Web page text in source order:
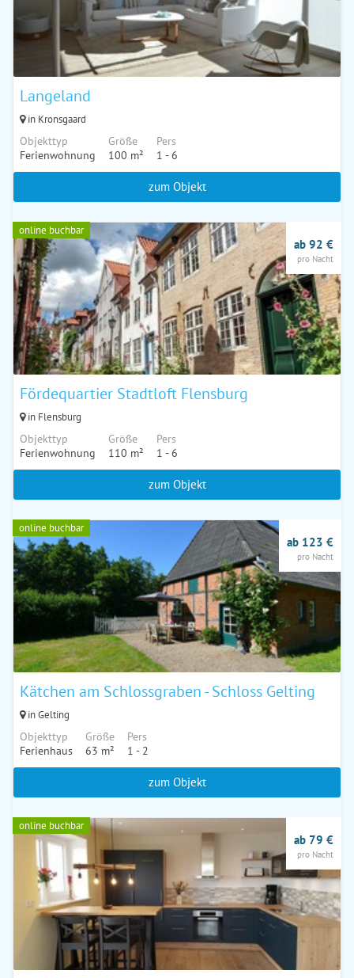
Langeland
in Kronsgaard
Objekttyp
Ferienwohnung
Größe
100 m²
Pers
1 - 6
zum Objekt
online buchbar
Fördequartier Stadtloft Flensburg
in Flensburg
Objekttyp
Ferienwohnung
Größe
110 m²
Pers
1 - 6
ab 92 €
pro Nacht
zum Objekt
online buchbar
Kätchen am Schlossgraben - Schloss Gelting
in Gelting
Objekttyp
Ferienhaus
Größe
63 m²
Pers
1 - 2
ab 123 €
pro Nacht
zum Objekt
online buchbar
ab 79 €
pro Nacht